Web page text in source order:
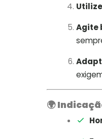
Agite
🌍